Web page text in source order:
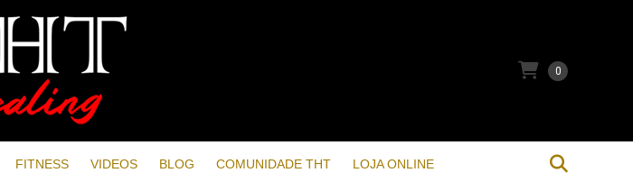
0
FITNESS VIDEOS BLOG COMUNIDADE THT LOJA ONLINE